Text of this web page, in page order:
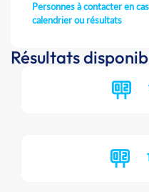
Personnes à contacter en
calendrier ou résultats
Résultats